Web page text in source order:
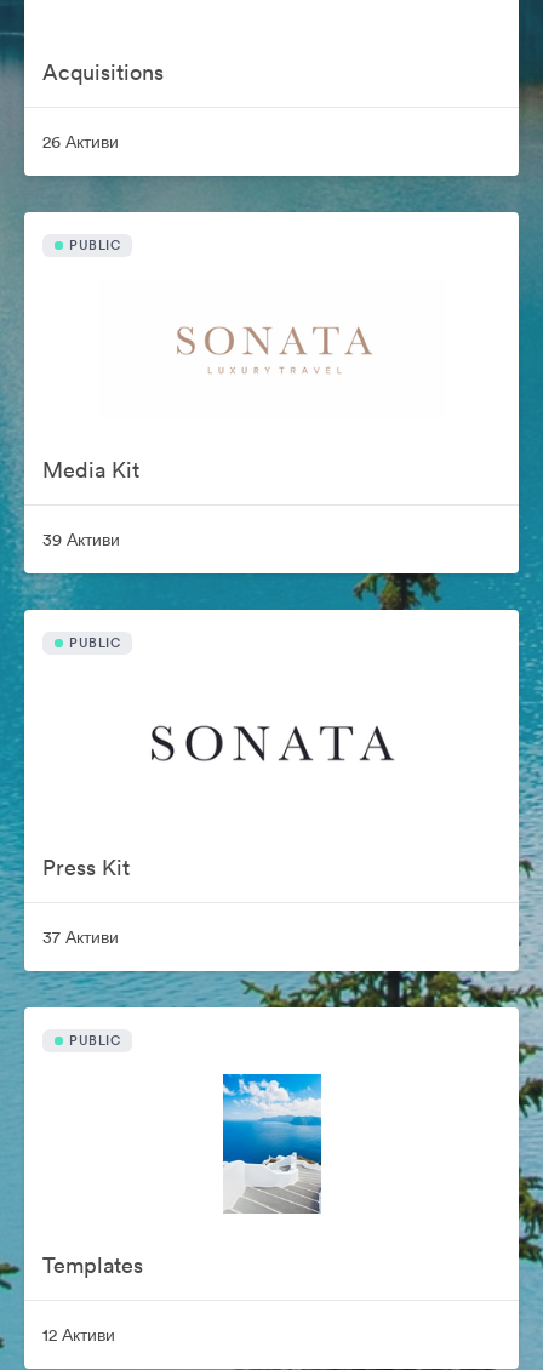
Acquisitions
26 Активи
PUBLIC
Media Kit
39 Активи
PUBLIC
Press Kit
37 Активи
PUBLIC
Templates
12 Активи